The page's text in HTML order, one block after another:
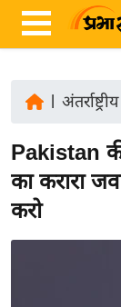
ज़ा
ख
र
अंतर्राष्ट्रीय|
Pakistan
का करारा
करो